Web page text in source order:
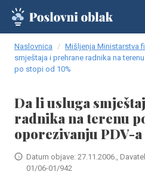
Naslovnica Mišljenja Ministarstva
smještaja i prehrane radnika na
po stopi od 10%
Da li usluga
radnika na terenu
oporezivanju PDV-a
Datum objave: 27.11.2006.,
01/06-01/942